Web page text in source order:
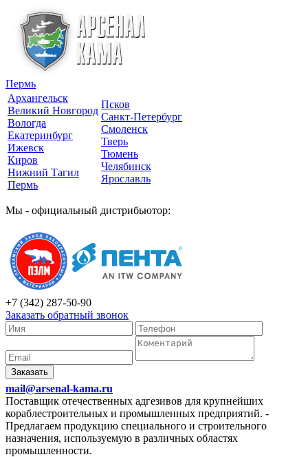
Пермь
Архангельск
Великий Новгород
Вологда
Екатеринбург
Ижевск
Киров
Нижний Тагил
Пермь
Псков
Санкт-Петербург
Смоленск
Тверь
Тюмень
Челябинск
Ярославль
Мы - официальный дистрибьютор:
+7 (342) 287-50-90
Заказать обратный звонок
Заказать
mail@arsenal-kama.ru
Поставщик отечественных адгезивов для крупнейших
кораблестроительных и промышленных предприятий. -
Предлагаем продукцию специального и строительного
назначения, используемую в различных областях
промышленности.